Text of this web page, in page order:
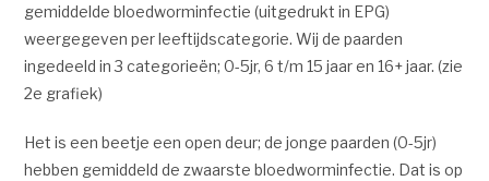
gemiddelde bloedworminfectie (uitgedrukt in EPG)
weergegeven per leeftijdscategorie. Wij de paarden
ingedeeld in 3 categorieën; 0-5jr, 6 t/m 15 jaar en 16+ jaar. (zie
2e grafiek)
Het is een beetje een open deur; de jonge paarden (0-5jr)
hebben gemiddeld de zwaarste bloedworminfectie. Dat is op